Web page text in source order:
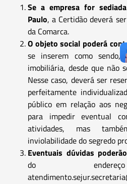
Se a empresa for
Paulo, a Certidão deverá
da Comarca.
O objeto social poderá
se inserem como sendo,
imobiliária, desde que não
Nesse caso, deverá ser
perfeitamente
público em relação aos
para impedir eventual
atividades, mas
inviolabilidade do segredo
Eventuais dúvidas
do